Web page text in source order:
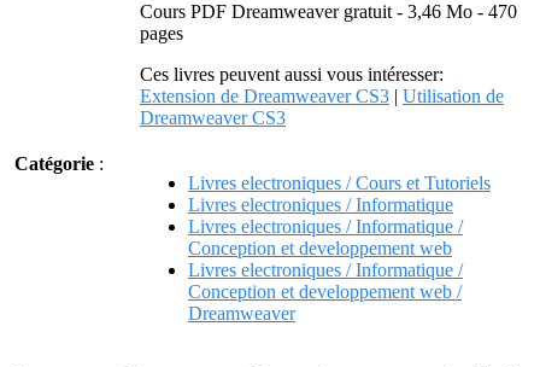
Cours PDF Dreamweaver gratuit - 3,46 Mo - 470
pages
Ces livres peuvent aussi vous intéresser:
Extension de Dreamweaver CS3 | Utilisation de
Dreamweaver CS3
Catégorie :
Livres electroniques / Cours et Tutoriels
Livres electroniques / Informatique
Livres electroniques / Informatique /
Conception et developpement web
Livres electroniques / Informatique /
Conception et developpement web /
Dreamweaver